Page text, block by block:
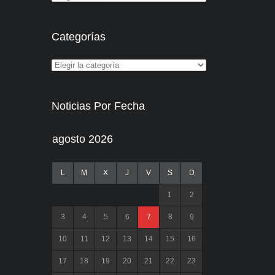
Categorías
Noticias Por Fecha
agosto 2026
L M X J V S D
1 2
3 4 5 6 7 8 9
10 11 12 13 14 15 16
17 18 19 20 21 22 23